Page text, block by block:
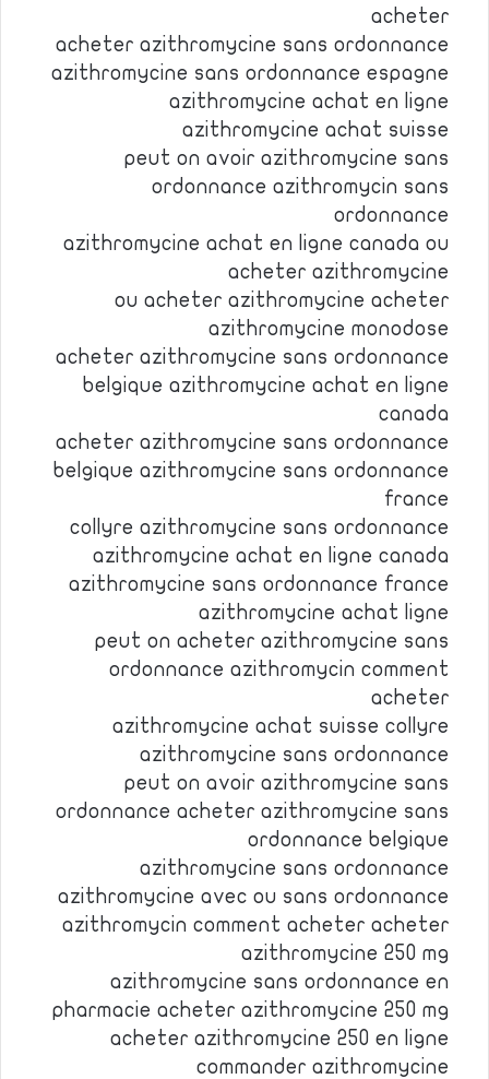
acheter
acheter azithromycine sans ordonnance
azithromycine sans ordonnance espagne
azithromycine achat en ligne
azithromycine achat suisse
peut on avoir azithromycine sans
ordonnance azithromycin sans
ordonnance
azithromycine achat en ligne canada ou
acheter azithromycine
ou acheter azithromycine acheter
azithromycine monodose
acheter azithromycine sans ordonnance
belgique azithromycine achat en ligne
canada
acheter azithromycine sans ordonnance
belgique azithromycine sans ordonnance
france
collyre azithromycine sans ordonnance
azithromycine achat en ligne canada
azithromycine sans ordonnance france
azithromycine achat ligne
peut on acheter azithromycine sans
ordonnance azithromycin comment
acheter
azithromycine achat suisse collyre
azithromycine sans ordonnance
peut on avoir azithromycine sans
ordonnance acheter azithromycine sans
ordonnance belgique
azithromycine sans ordonnance
azithromycine avec ou sans ordonnance
azithromycin comment acheter acheter
azithromycine 250 mg
azithromycine sans ordonnance en
pharmacie acheter azithromycine 250 mg
acheter azithromycine 250 en ligne
commander azithromycine